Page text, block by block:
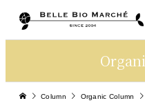
Column Organic Column